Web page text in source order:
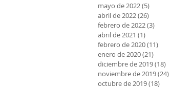
mayo de 2022(5)
abril de 2022(26)
febrero de 2022(3)
abril de 2021 (1)
febrero de 2020(11)
enero de 2020(21)
diciembre de 2019(18)
noviembre de 2019(24)
octubre de 2019(18)